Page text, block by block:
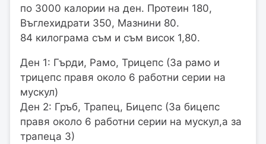
по 3000 калории на ден. Протеин 180,
Въглехидрати 350, Мазнини 80.
84 килограма съм и съм висок 1,80.
Ден 1: Гърди, Рамо, Трицепс (За рамо и
трицепс правя около 6 работни серии на
мускул)
Ден 2: Гръб, Трапец, Бицепс (За бицепс
правя около 6 работни серии на мускул,а за
трапеца 3)